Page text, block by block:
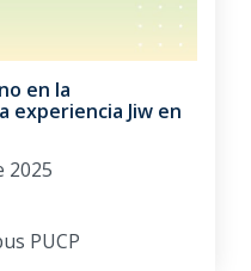
en la
experiencia Jiw en
2025
PUCP